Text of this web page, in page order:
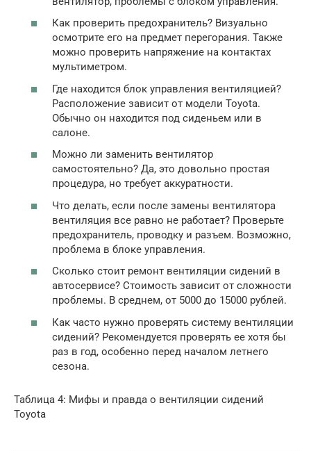
Как проверить предохранитель? Визуально
осмотрите его на предмет перегорания. Также
можно проверить напряжение на контактах
мультиметром.
Где находится блок управления вентиляцией?
Расположение зависит от модели Toyota.
Обычно он находится под сиденьем или в
салоне.
Можно ли заменить вентилятор
самостоятельно? Да, это довольно простая
процедура, но требует аккуратности.
Что делать, если после замены вентилятора
вентиляция все равно не работает? Проверьте
предохранитель, проводку и разъем. Возможно,
проблема в блоке управления.
Сколько стоит ремонт вентиляции сидений в
автосервисе? Стоимость зависит от сложности
проблемы. В среднем, от 5000 до 15000 рублей.
Как часто нужно проверять систему вентиляции
сидений? Рекомендуется проверять ее хотя бы
раз в год, особенно перед началом летнего
сезона.
Таблица 4: Мифы и правда о вентиляции сидений
Toyota